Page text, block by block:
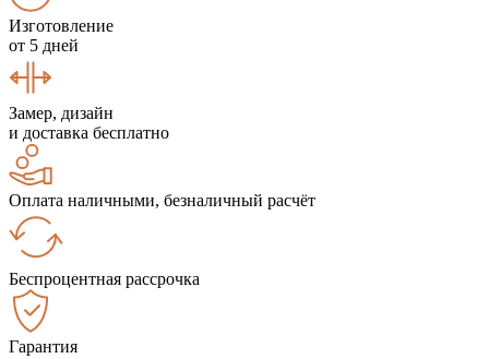
Изготовление
от 5 дней
Замер, дизайн
и доставка бесплатно
Оплата наличными, безналичный расчёт
Беспроцентная рассрочка
Гарантия